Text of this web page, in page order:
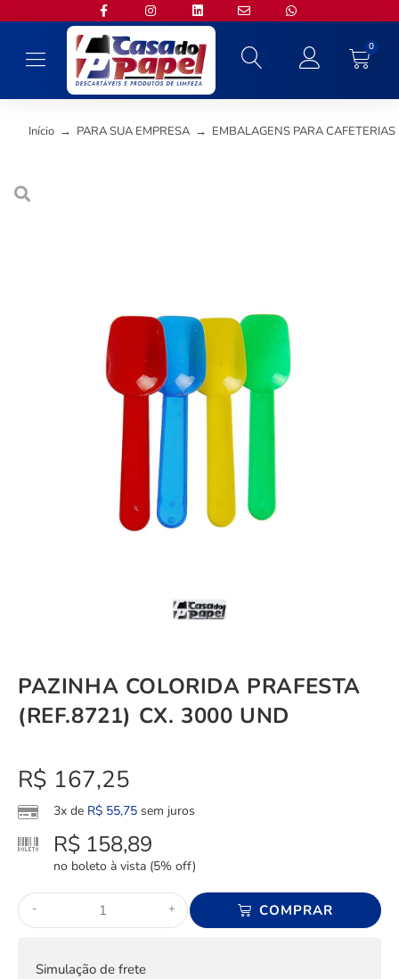
0
Início → PARA SUA EMPRESA → EMBALAGENS PARA CAFETERIAS
PAZINHA COLORIDA PRAFESTA
(REF.8721) CX. 3000 UND
R$ 167,25
3x de R$ 55,75 sem juros
R$ 158,89
no boleto à vista (5% off)
- + COMPRAR
Simulação de frete